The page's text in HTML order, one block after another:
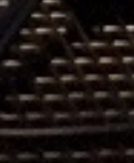
Datum:
20.
Uhrzeit:
Ort:MPR
VERA 8 steht für
der 8.
standardisiertes
Erfassung von
Fächern Deutsch,